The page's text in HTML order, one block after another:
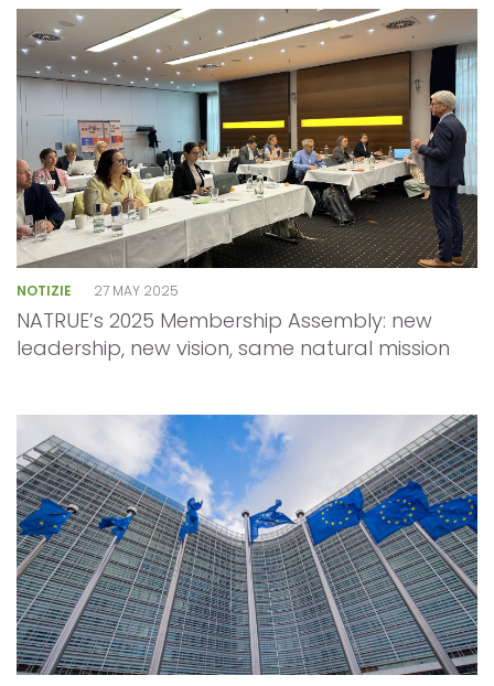
NOTIZIE 27 MAY 2025
NATRUE’s 2025 Membership Assembly: new
leadership, new vision, same natural mission